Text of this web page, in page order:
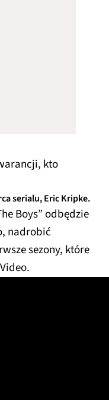
kto
serialu, Eric Kripke.
Boys” odbędzie
nadrobić
sezony, które